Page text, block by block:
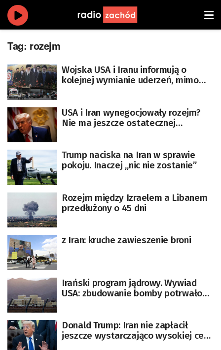
Tag: rozejm
Wojska USA i Iranu informują o
kolejnej wymianie uderzeń, mimo
USA i Iran wynegocjowały rozejm?
Nie ma jeszcze ostatecznej
Trump naciska na Iran w sprawie
pokoju. Inaczej „nic nie zostanie”
Rozejm między Izraelem a Libanem
przedłużony o 45 dni
z Iran: kruche zawieszenie broni
Irański program jądrowy. Wywiad
USA: zbudowanie bomby potrwałoby
Donald Trump: Iran nie zapłacił
jeszcze wystarczająco wysokiej ceny